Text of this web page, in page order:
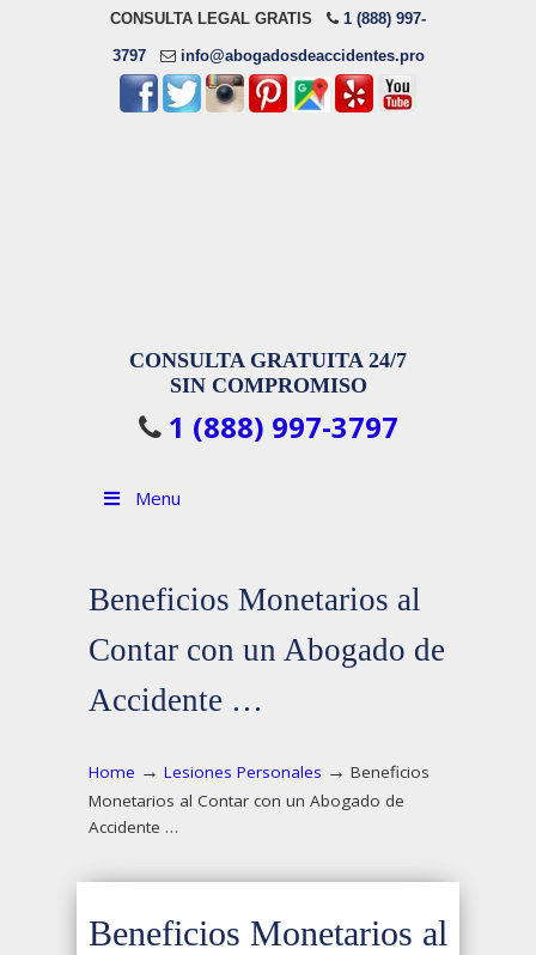
CONSULTA LEGAL GRATIS 1 (888) 997-
3797 info@abogadosdeaccidentes.pro
CONSULTA GRATUITA 24/7
SIN COMPROMISO
1 (888) 997-3797
Menu
Beneficios Monetarios al
Contar con un Abogado de
Accidente …
Home → Lesiones Personales → Beneficios
Monetarios al Contar con un Abogado de
Accidente …
Beneficios Monetarios al